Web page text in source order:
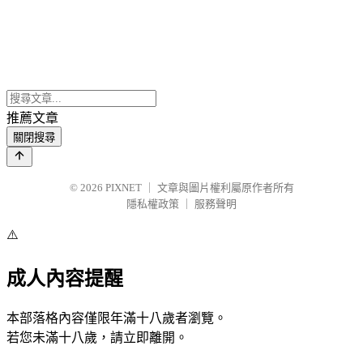
推薦文章
關閉搜尋
© 2026 PIXNET
文章與圖片權利屬原作者所有
隱私權政策
服務聲明
⚠️
成人內容提醒
本部落格內容僅限年滿十八歲者瀏覽。
若您未滿十八歲，請立即離開。